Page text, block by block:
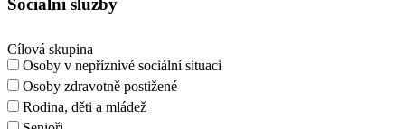
Cílová skupina
Osoby v nepříznivé sociální situaci
Osoby zdravotně postižené
Rodina, děti a mládež